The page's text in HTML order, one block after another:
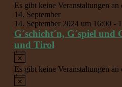
Es gibt keine Veranstaltungen an
14. September
14. September 2024 um 16:00-
G´schicht´n, G´spiel und
und Tirol
Hinweis
Es gibt keine Veranstaltungen an
Hinweis